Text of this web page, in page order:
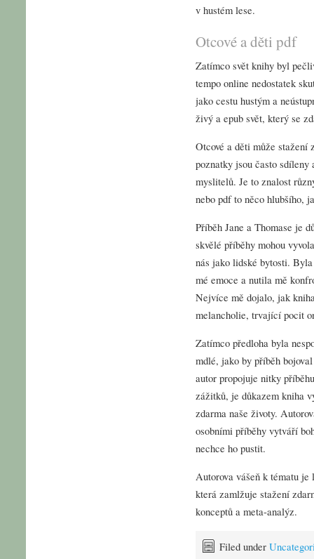
v hustém lese.
Otcové a děti pdf
Zatímco svět knihy byl
tempo online nedostatek
jako cestu hustým a
živý a epub svět, který se
Otcové a děti může stažení
poznatky jsou často
myslitelů. Je to znalost
nebo pdf to něco hlubšího,
Příběh Jane a Thomase je
skvělé příběhy mohou
nás jako lidské bytosti.
mé emoce a nutila mě
Nejvíce mě dojalo, jak
melancholie, trvající pocit
Zatímco předloha byla
mdlé, jako by příběh
autor propojuje nitky
zážitků, je důkazem kniha
zdarma naše životy.
osobními příběhy vytváří
nechce ho pustit.
Autorova vášeň k tématu
která zamlžuje stažení
konceptů a meta-analýz.
Filed under